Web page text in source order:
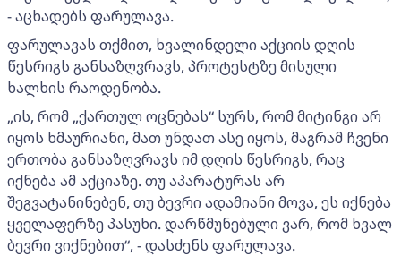
- აცხადებს ფარულავა.
ფარულავას თქმით, ხვალინდელი აქციის დღის
წესრიგს განსაზღვრავს, პროტესტზე მისული
ხალხის რაოდენობა.
„ის, რომ „ქართულ ოცნებას“ სურს, რომ მიტინგი არ
იყოს ხმაურიანი, მათ უნდათ ასე იყოს, მაგრამ ჩვენი
ერთობა განსაზღვრავს იმ დღის წესრიგს, რაც
იქნება ამ აქციაზე. თუ აპარატურას არ
შეგვატანინებენ, თუ ბევრი ადამიანი მოვა, ეს იქნება
ყველაფერზე პასუხი. დარწმუნებული ვარ, რომ ხვალ
ბევრი ვიქნებით“, - დასძენს ფარულავა.